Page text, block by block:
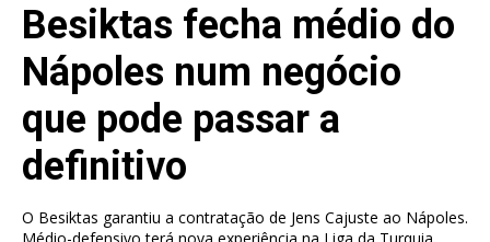
Besiktas fecha médio do
Nápoles num negócio
que pode passar a
definitivo
O Besiktas garantiu a contratação de Jens Cajuste ao Nápoles.
Médio-defensivo terá nova experiência na Liga da Turquia.